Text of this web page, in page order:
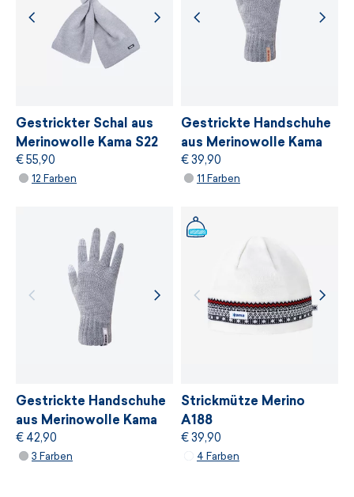
Wir arbeiten mit Lieferanten zusammen, die
den strengsten unabhängigen ökologischen
Standard von
bluesign®
anbieten, der auf
einer sanften Behandlung von Ressourcen,
Entwicklungsprinzipien basiert.
WEITERE INFORMATIONEN
Gestrickter Schal aus
Merinowolle Kama S22
€ 55,90
12 Farben
Gestrickte Handschuhe
aus Merinowolle Kama
R101
€ 39,90
11 Farben
Gestrickte Handschuhe
aus Merinowolle Kama
R301
€ 42,90
3 Farben
Strickmütze Merino
A188
€ 39,90
4 Farben